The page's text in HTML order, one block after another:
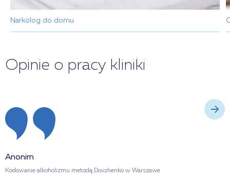
Narkolog do domu
Opinie o pracy kliniki
Anonim
Kodowanie alkoholizmu metodą Dovzhenko w Warszawe